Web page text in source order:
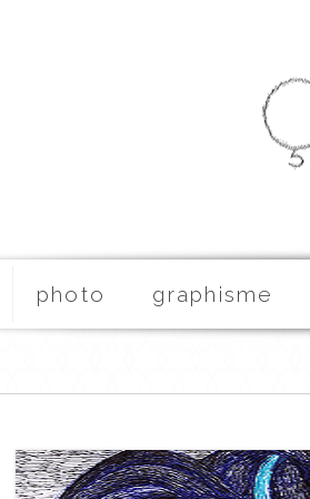
photo graphisme